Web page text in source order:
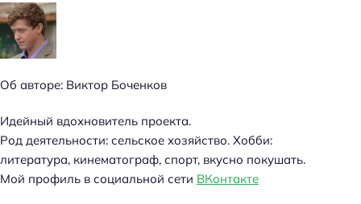
Об авторе: Виктор Боченков
Идейный вдохновитель проекта.
Род деятельности: сельское хозяйство. Хобби:
литература, кинематограф, спорт, вкусно покушать.
Мой профиль в социальной сети ВКонтакте